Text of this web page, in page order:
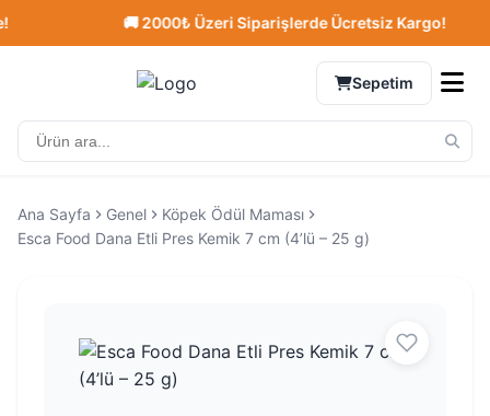
🚚 2000₺ Üzeri Siparişlerde Ücretsiz Kargo!
Sepetim
Ana Sayfa Genel
Köpek Ödül Maması
Esca Food Dana Etli Pres Kemik 7 cm (4’lü – 25 g)